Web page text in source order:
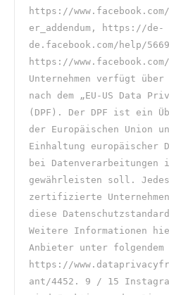
https://
er_addendum, https://de-
de.facebook.com/help/
https://
Unternehmen verfügt
nach dem „EU-US Data
(DPF). Der DPF ist ein
der Europäischen Union
Einhaltung europäischer
bei Datenverarbeitungen
gewährleisten soll. Jedes
zertifizierte
diese
Weitere Informationen
Anbieter unter folgendem
https://
ant/4452. 9 / 15